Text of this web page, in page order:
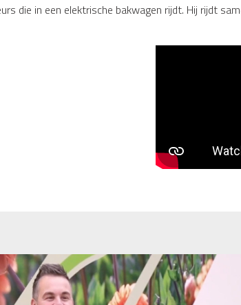
die in een elektrische bakwagen rijdt. Hij rijdt